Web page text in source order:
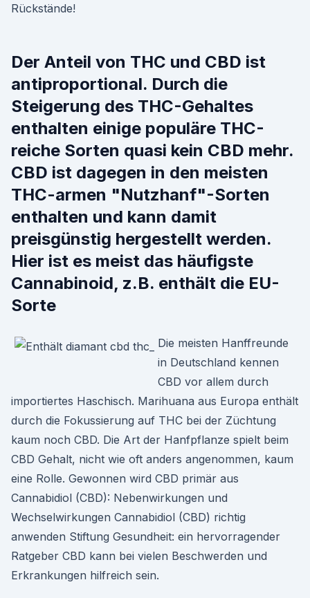
Rückstände!
Der Anteil von THC und CBD ist
antiproportional. Durch die
Steigerung des THC-Gehaltes
enthalten einige populäre THC-
reiche Sorten quasi kein CBD mehr.
CBD ist dagegen in den meisten
THC-armen "Nutzhanf"-Sorten
enthalten und kann damit
preisgünstig hergestellt werden.
Hier ist es meist das häufigste
Cannabinoid, z.B. enthält die EU-
Sorte
Die meisten Hanffreunde
in Deutschland kennen
CBD vor allem durch
importiertes Haschisch. Marihuana aus Europa enthält
durch die Fokussierung auf THC bei der Züchtung
kaum noch CBD. Die Art der Hanfpflanze spielt beim
CBD Gehalt, nicht wie oft anders angenommen, kaum
eine Rolle. Gewonnen wird CBD primär aus
Cannabidiol (CBD): Nebenwirkungen und
Wechselwirkungen Cannabidiol (CBD) richtig
anwenden Stiftung Gesundheit: ein hervorragender
Ratgeber CBD kann bei vielen Beschwerden und
Erkrankungen hilfreich sein.